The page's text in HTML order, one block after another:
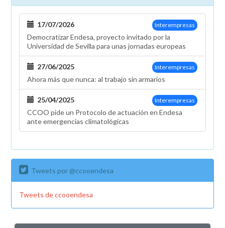
Interempresas
17/07/2026
Democratizar Endesa, proyecto invitado por la
Universidad de Sevilla para unas jornadas europeas
Interempresas
27/06/2025
Ahora más que nunca: al trabajo sin armarios
Interempresas
25/04/2025
CCOO pide un Protocolo de actuación en Endesa
ante emergencias climatológicas
Tweets por @ccooendesa
Tweets de ccooendesa